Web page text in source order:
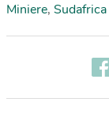
Miniere, Sudafrica